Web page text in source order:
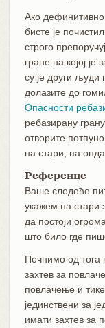
Ако дефинитивно
бисте је
строго
гране на којој
су је други људи
долазите до
Опасности
ребазирану
отворите
на стари, па
Референце
Ваше следеће
укажем на стари
да постоји
што било где
Почнимо од тога
захтев за
повлачење и
јединствени за
имати захтев за